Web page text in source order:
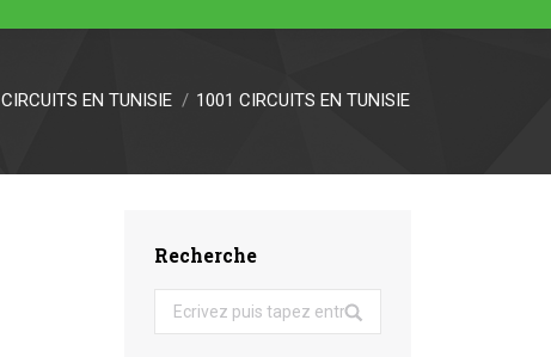
CIRCUITS EN TUNISIE 1001 CIRCUITS EN TUNISIE
Recherche
Search: